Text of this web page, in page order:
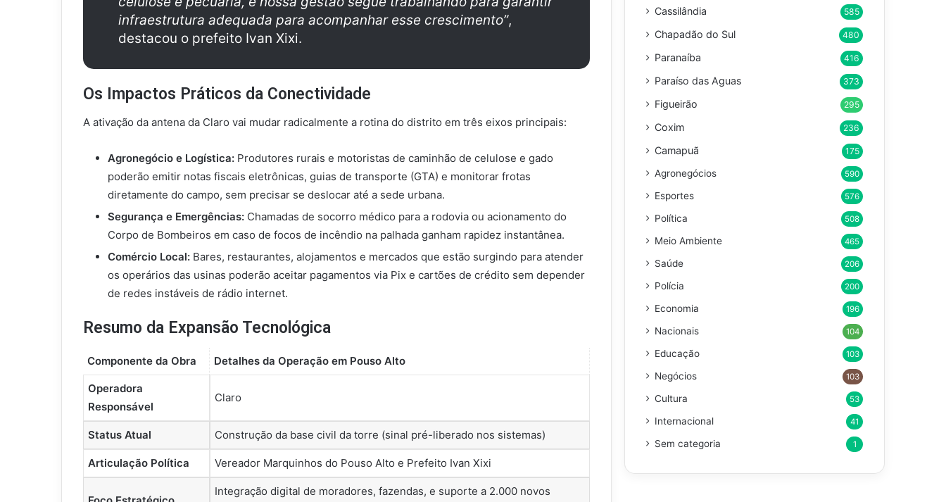
infraestrutura adequada para acompanhar esse crescimento”,
destacou o prefeito Ivan Xixi.
Os Impactos Práticos da Conectividade
A ativação da antena da Claro vai mudar radicalmente a rotina do distrito em três eixos principais:
Agronegócio e Logística: Produtores rurais e motoristas de caminhão de celulose e gado
poderão emitir notas fiscais eletrônicas, guias de transporte (GTA) e monitorar frotas
diretamente do campo, sem precisar se deslocar até a sede urbana.
Segurança e Emergências: Chamadas de socorro médico para a rodovia ou acionamento do
Corpo de Bombeiros em caso de focos de incêndio na palhada ganham rapidez instantânea.
Comércio Local: Bares, restaurantes, alojamentos e mercados que estão surgindo para atender
os operários das usinas poderão aceitar pagamentos via Pix e cartões de crédito sem depender
de redes instáveis de rádio internet.
Resumo da Expansão Tecnológica
Componente da Obra Detalhes da Operação em Pouso Alto
Operadora
Responsável
Claro
Status Atual Construção da base civil da torre (sinal pré-liberado nos sistemas)
Articulação Política Vereador Marquinhos do Pouso Alto e Prefeito Ivan Xixi
Integração digital de moradores, fazendas, e suporte a 2.000 novos
Cassilândia 585
Chapadão do Sul 480
Paranaíba 416
Paraíso das Aguas 373
Figueirão 295
Coxim 236
Camapuã 175
Agronegócios 590
Esportes 576
Política 508
Meio Ambiente 465
Saúde 206
Polícia 200
Economia 196
Nacionais 104
Educação 103
Negócios 103
Cultura 53
Internacional 41
Sem categoria 1